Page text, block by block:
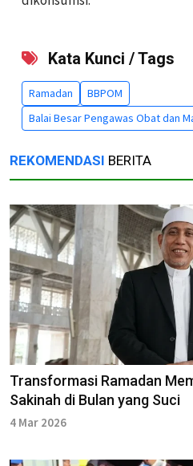
Kata Kunci / Tags
Ramadan
BBPOM
Balai Besar Pengawas Obat dan
REKOMENDASI BERITA
Transformasi Ramadan
Sakinah di Bulan yang Suci
4 Mar 2026